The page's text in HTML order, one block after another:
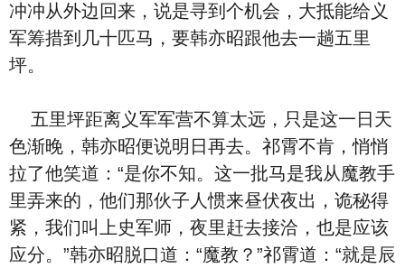
冲冲从外边回来，说是寻到个机会，大抵能给义
军筹措到几十匹马，要韩亦昭跟他去一趟五里
坪。
五里坪距离义军军营不算太远，只是这一日天
色渐晚，韩亦昭便说明日再去。祁霄不肯，悄悄
拉了他笑道：“是你不知。这一批马是我从魔教手
里弄来的，他们那伙子人惯来昼伏夜出，诡秘得
紧，我们叫上史军师，夜里赶去接洽，也是应该
应分。”韩亦昭脱口道：“魔教？”祁霄道：“就是辰